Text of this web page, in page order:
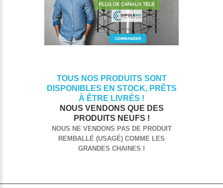
TOUS NOS PRODUITS SONT
DISPONIBLES EN STOCK, PRÊTS
À ÊTRE LIVRÉS !
NOUS VENDONS QUE DES
PRODUITS NEUFS !
NOUS NE VENDONS PAS DE PRODUIT
REMBALLÉ (USAGÉ) COMME LES
GRANDES CHAINES !